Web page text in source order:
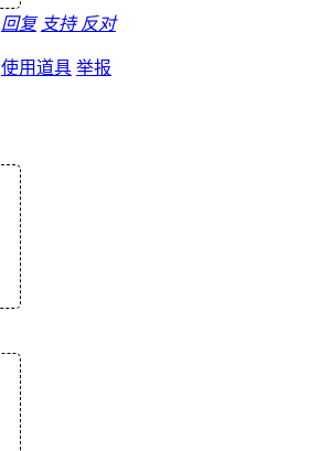
回复 支持 反对
使用道具 举报